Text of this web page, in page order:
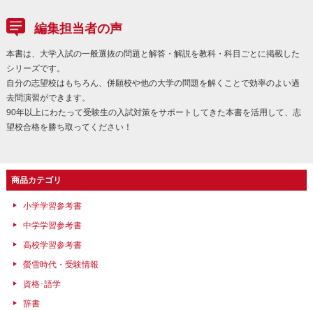
編集担当者の声
本書は、大学入試の一般選抜の問題と解答・解説を教科・科目ごとに掲載した
シリーズです。
自分の志望校はもちろん、併願校や他の大学の問題を解くことで効率のよい過
去問演習ができます。
90年以上にわたって受験生の入試対策をサポートしてきた本書を活用して、志
望校合格を勝ち取ってください！
商品カテゴリ
小学学習参考書
中学学習参考書
高校学習参考書
螢雪時代・受験情報
資格･語学
辞書